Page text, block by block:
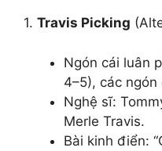
1. Travis Picking
Ngón cái luân
4–5), các
Nghệ sĩ:
Merle Travis.
Bài kinh điển: